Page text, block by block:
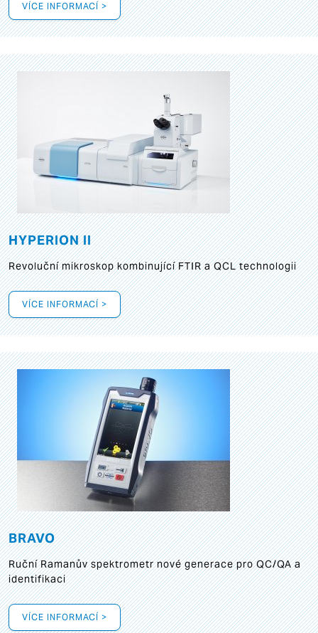
VÍCE INFORMACÍ >
HYPERION II
Revoluční mikroskop kombinující FTIR a QCL technologii
VÍCE INFORMACÍ >
BRAVO
Ruční Ramanův spektrometr nové generace pro QC/QA a
identifikaci
VÍCE INFORMACÍ >